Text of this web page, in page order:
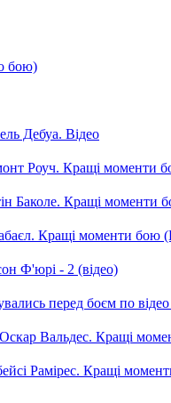
бою)
Дебуа. Відео
Роуч. Кращі моменти
Баколе. Кращі моменти
Кращі моменти бою
Ф'юрі - 2 (відео)
перед боєм по відео
Вальдес. Кращі
Рамірес. Кращі